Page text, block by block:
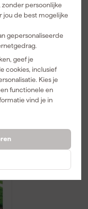
persoonlijke
jou de best mogelijke
gepersonaliseerde
geef je
cookies, inclusief
Kies je
functionele en
vind je in
M-Grip
Werkhandsch
oenen -
Groen/Geel -
10/XL
bezorgd
1 ,99